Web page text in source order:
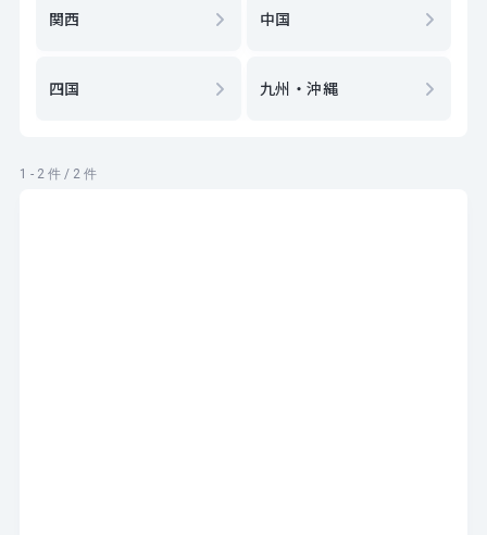
関西 中国
四国 九州・沖縄
1 - 2 件 / 2 件